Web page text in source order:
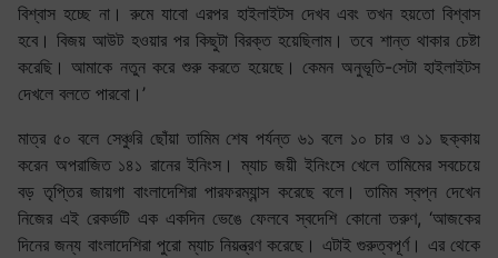
বিশ্বাস হচ্ছে না। রুমে যাবো এরপর হাইলাইটস দেখব এবং তখন হয়তো বিশ্বাস
হবে। বিজয় আউট হওয়ার পর কিছুটা বিরক্ত হয়েছিলাম। তবে শান্ত থাকার চেষ্টা
করেছি। আমাকে নতুন করে শুরু করতে হয়েছে। কেমন অনুভূতি-সেটা হাইলাইটস
দেখলে বলতে পারবো।’
মাত্র ৫০ বলে সেঞ্চুরি ছোঁয়া তামিম শেষ পর্যন্ত ৬১ বলে ১০ চার ও ১১ ছক্কায়
করেন অপরাজিত ১৪১ রানের ইনিংস। ম্যাচ জয়ী ইনিংসে খেলে তামিমের সবচেয়ে
বড় তৃপ্তির জায়গা বাংলাদেশিরা পারফরম্যান্স করেছে বলে। তামিম স্বপ্ন দেখেন
নিজের এই রেকর্ডটি এক একদিন ‍ভেঙে ফেলবে স্বদেশি কোনো তরুণ, ‘আজকের
দিনের জন্য বাংলাদেশিরা পুরো ম্যাচ নিয়ন্ত্রণ করেছে। এটাই গুরুত্বপূর্ণ। এর থেকে